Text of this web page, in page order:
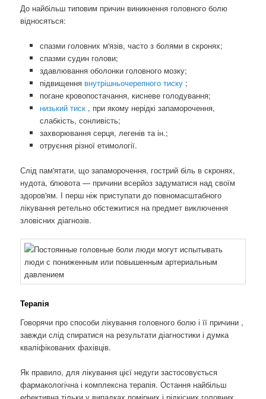
До найбільш типовим причин виникнення головного болю
відносяться:
спазми головних м'язів, часто з болями в скронях;
спазми судин голови;
здавлювання оболонки головного мозку;
підвищення внутрішньочерепного тиску ;
погане кровопостачання, кисневе голодування;
низький тиск , при якому нерідкі запаморочення,
слабкість, сонливість;
захворювання серця, легенів та ін.;
отруєння різної етимології.
Слід пам'ятати, що запаморочення, гострий біль в скронях,
нудота, блювота — причини всерйоз задуматися над своїм
здоров'ям. І перш ніж приступати до повномасштабного
лікування ретельно обстежитися на предмет виключення
зловісних діагнозів.
Терапія
Говорячи про способи лікування головного болю і її причини ,
завжди слід спиратися на результати діагностики і думка
кваліфікованих фахівців.
Як правило, для лікування цієї недуги застосовується
фармакологічна і комплексна терапія. Остання найбільш